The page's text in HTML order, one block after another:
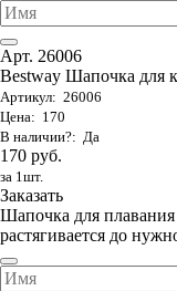
Арт. 26006
Bestway Шапочка для
Артикул: 26006
Цена: 170
В наличии?: Да
170 руб.
за 1шт.
Заказать
Шапочка для плавания
растягивается до